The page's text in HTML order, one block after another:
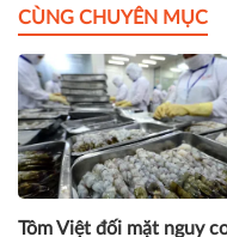
CÙNG CHUYÊN MỤC
Tôm Việt đối mặt nguy